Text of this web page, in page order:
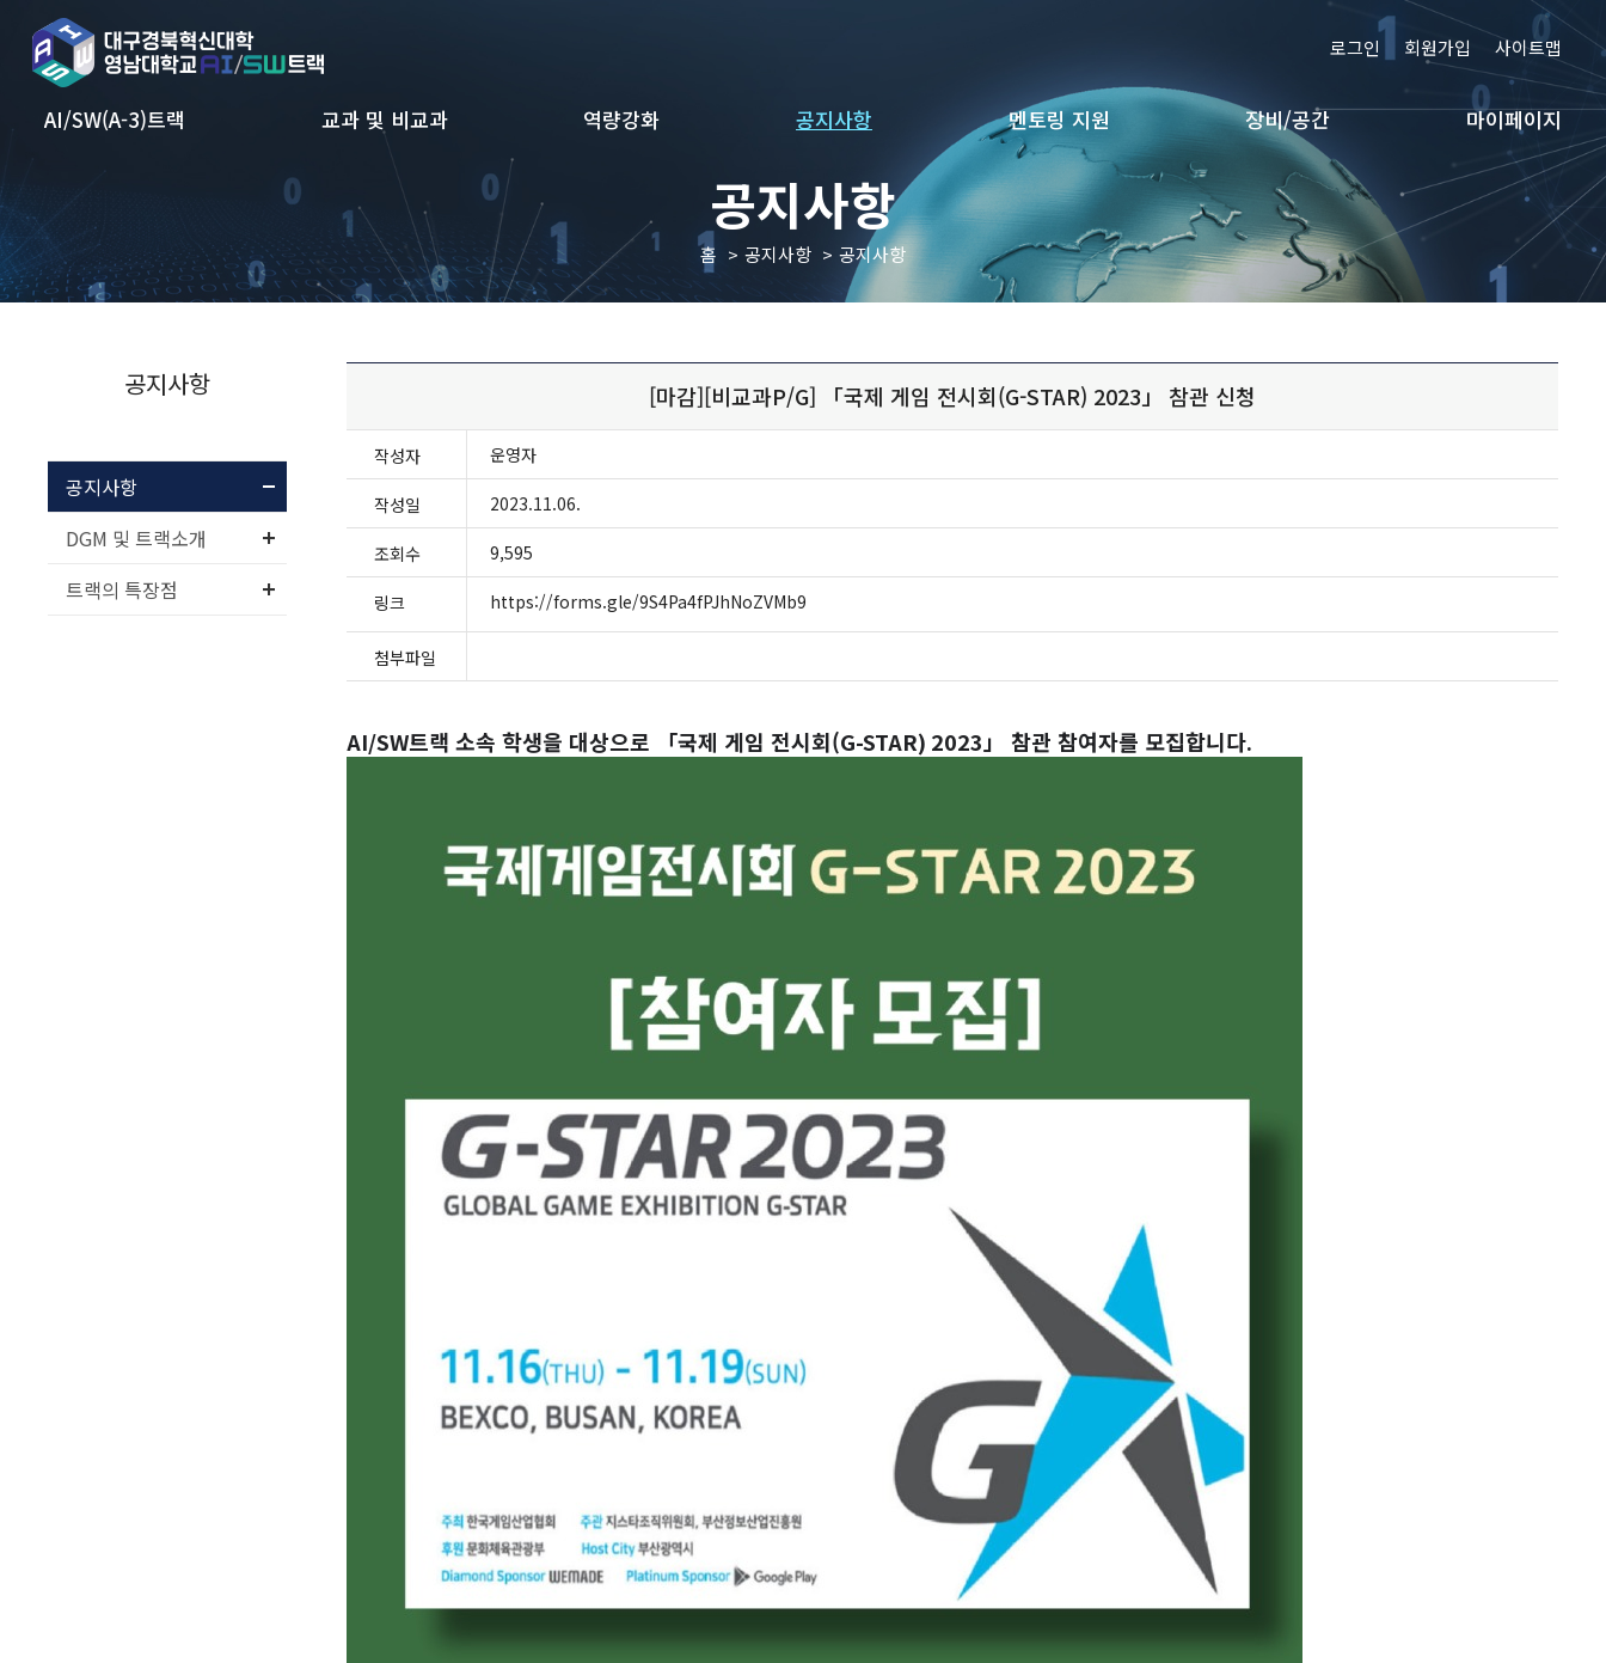
AI/SW(A-3)트랙 교과 및 비교과 역량강화 공지사항 멘토링 지원 장비/공간 마이페이지
로그인 회원가입 사이트맵
공지사항
홈 공지사항 공지사항
공지사항
공지사항
DGM 및 트랙소개
트랙의 특장점
[마감][비교과P/G] 「국제 게임 전시회(G-STAR) 2023」 참관 신청
작성자 운영자
작성일 2023.11.06.
조회수 9,595
링크 https://forms.gle/9S4Pa4fPJhNoZVMb9
첨부파일
AI/SW트랙 소속 학생을 대상으로 「국제 게임 전시회(G-STAR) 2023 」 참관 참여자를 모집합니다.